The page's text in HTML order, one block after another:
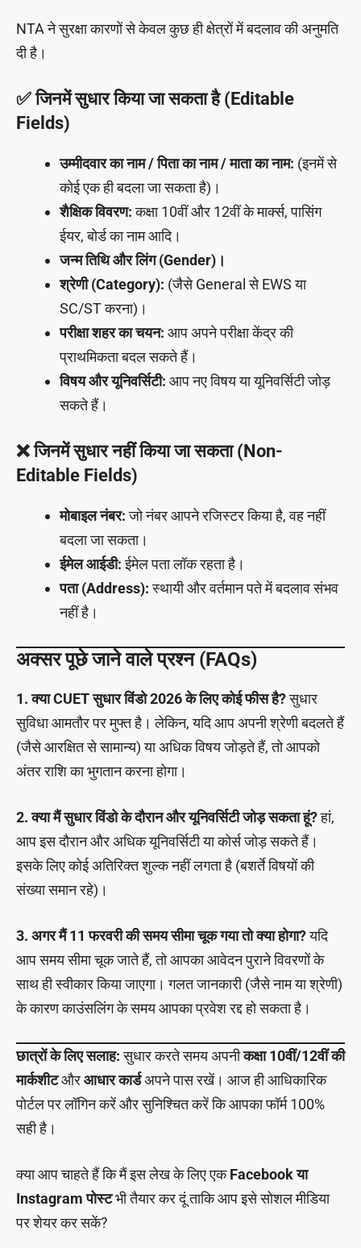
NTA ने सुरक्षा कारणों से केवल कुछ ही क्षेत्रों में बदलाव की अनुमति
दी है।
✅ जिनमें सुधार किया जा सकता है (Editable
Fields)
उम्मीदवार का नाम / पिता का नाम / माता का नाम: (इनमें से
कोई एक ही बदला जा सकता है)।
शैक्षिक विवरण:कक्षा 10वीं और 12वीं के मार्क्स, पासिंग
ईयर, बोर्ड का नाम आदि।
जन्म तिथि और लिंग (Gender)।
श्रेणी (Category): (जैसे General से EWS या
SC/ST करना)।
परीक्षा शहर का चयन: आप अपने परीक्षा केंद्र की
प्राथमिकता बदल सकते हैं।
विषय और यूनिवर्सिटी: आप नए विषय या यूनिवर्सिटी जोड़
सकते हैं।
❌ जिनमें सुधार नहीं किया जा सकता (Non-
Editable Fields)
मोबाइल नंबर:जो नंबर आपने रजिस्टर किया है, वह नहीं
बदला जा सकता।
ईमेल आईडी:ईमेल पता लॉक रहता है।
पता (Address):स्थायी और वर्तमान पते में बदलाव संभव
नहीं है।
अक्सर पूछे जाने वाले प्रश्न (FAQs)
1. क्या CUET सुधार विंडो 2026 के लिए कोई फीस है?सुधार
सुविधा आमतौर पर मुफ्त है। लेकिन, यदि आप अपनी श्रेणी बदलते हैं
(जैसे आरक्षित से सामान्य) या अधिक विषय जोड़ते हैं, तो आपको
अंतर राशि का भुगतान करना होगा।
2. क्या मैं सुधार विंडो के दौरान और यूनिवर्सिटी जोड़ सकता हूं?हां,
आप इस दौरान और अधिक यूनिवर्सिटी या कोर्स जोड़ सकते हैं।
इसके लिए कोई अतिरिक्त शुल्क नहीं लगता है (बशर्ते विषयों की
संख्या समान रहे)।
3. अगर मैं 11 फरवरी की समय सीमा चूक गया तो क्या होगा?यदि
आप समय सीमा चूक जाते हैं, तो आपका आवेदन पुराने विवरणों के
साथ ही स्वीकार किया जाएगा। गलत जानकारी (जैसे नाम या श्रेणी)
के कारण काउंसलिंग के समय आपका प्रवेश रद्द हो सकता है।
छात्रों के लिए सलाह:सुधार करते समय अपनीकक्षा 10वीं/12वीं की
मार्कशीटऔरआधार कार्डअपने पास रखें। आज ही आधिकारिक
पोर्टल पर लॉगिन करें और सुनिश्चित करें कि आपका फॉर्म 100%
सही है।
क्या आप चाहते हैं कि मैं इस लेख के लिए एकFacebook या
Instagram पोस्टभी तैयार कर दूं ताकि आप इसे सोशल मीडिया
पर शेयर कर सकें?